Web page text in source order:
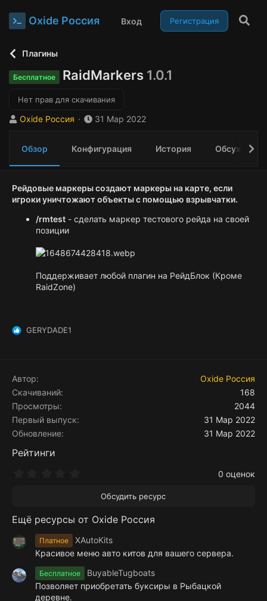
Oxide Россия Вход Регистрация
Плагины
Бесплатное RaidMarkers 1.0.1
Нет прав для скачивания
А
о
р
Oxide Россия
Д
а
з
д
н
31 Мар 2022
Обзор Конфигурация История Обсуждение
Рейдовые маркерысоздают маркеры на карте, если
игроки уничтожают объекты с помощью взрывчатки.
/rmtest - сделать маркер тестового рейда на своей
позиции
Поддерживает любой плагин на РейдБлок (Кроме
RaidZone)
Р
ц
и
:
GERYDADE1
Автор
Oxide Россия
Скачиваний
168
Просмотры
2044
Первый выпуск
31 Мар 2022
Обновление
31 Мар 2022
Рейтинги
в
з
д
0 оценок
Обсудить ресурс
Ещё ресурсы от Oxide Россия
Платное
XAutoKits
Красивое меню авто китов для вашего сервера.
Бесплатное
BuyableTugboats
Позволяет приобретать буксиры в Рыбацкой
деревне.